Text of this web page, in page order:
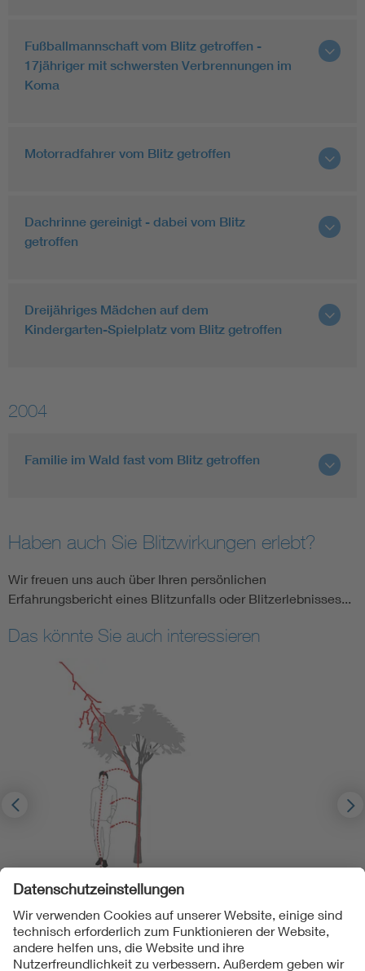
Fußballmannschaft vom Blitz getroffen -
17jähriger mit schwersten Verbrennungen im
Koma
Motorradfahrer vom Blitz getroffen
Dachrinne gereinigt - dabei vom Blitz
getroffen
Dreijähriges Mädchen auf dem
Kindergarten-Spielplatz vom Blitz getroffen
2004
Familie im Wald fast vom Blitz getroffen
Haben auch Sie Blitzwirkungen erlebt?
Wir freuen uns auch über Ihren persönlichen
Erfahrungsbericht eines Blitzunfalls oder Blitzerlebnisses...
Das könnte Sie auch interessieren
Wie wirken Blitze auf Menschen, Tiere, Gebäude,
Technik?